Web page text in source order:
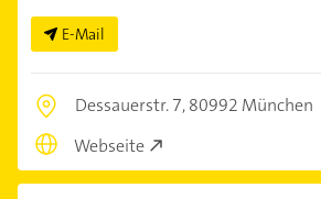
E-Mail
Dessauerstr. 7,80992 München
Webseite